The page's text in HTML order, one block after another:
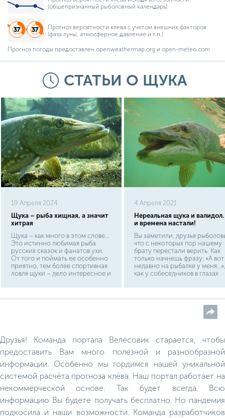
(общепризнанный рыболовный календарь)
Прогноз вероятности клева с учетом внешних факторов
(фаза луны, атмосферное давление и т.п.)
Прогноз погоды предоставлен openweathermap.org и open-meteo.com
СТАТЬИ О ЩУКА
19 Апреля 2024
Щука – рыба хищная, а значит
хитрая
Щука – как много в этом слове…
Это истинно любимая рыба
русских сказок и фанатов ухи.
От того и поймать ее особенно
приятно, тем более спортивная
ловля щуки – дело интересное и
рыба к классу лучеперых отряду
«внешности» довольно легко. У
нее вытянутое тело
торпедовидной формы, круглое,
чуть сплюснутое с боков.
4 Апреля 2021
Нереальная щука и
и времена настали!
Вы заметили, друзья
что с некоторых пор нашему
брату перестали верить. Как
только начнешь фразу: «А вот
недавно на рыбалке у меня…»,
как у собеседников в глазах
огоньки.Это неверие
размеры в последние годы.
Скажите им: в каменный век
люди с палками и камнями
ваш дед ходил с рогатиной
медведя — поверят; скажите,
наконец, что дядя вашей
голыми руками задушил
тоже, возможно, поверят. Но
стоит сказать: «Я тут на днях
щучку прихватил», как какой-
нибудь мальчишка, от горшка
два вершка, съязвит: «А в
магазине?»
Друзья! Команда портала Велесовик старается, чтобы
предоставить Вам много полезной и разнообразной
информации. Особенно мы гордимся нашей уникальной
системой расчёта прогноза клёва. Наш портал работает на
некоммерческой основе. Так будет всегда. Всю
информацию Вы будете получать бесплатно. Но пандемия
подкосила и наши возможности. Команда разработчиков